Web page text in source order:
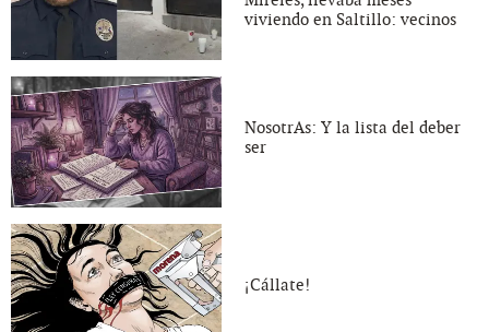
viviendo en Saltillo: vecinos
NosotrAs: Y la lista del deber
ser
¡Cállate!